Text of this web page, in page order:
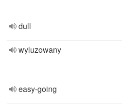
dull
wyluzowany
easy-going